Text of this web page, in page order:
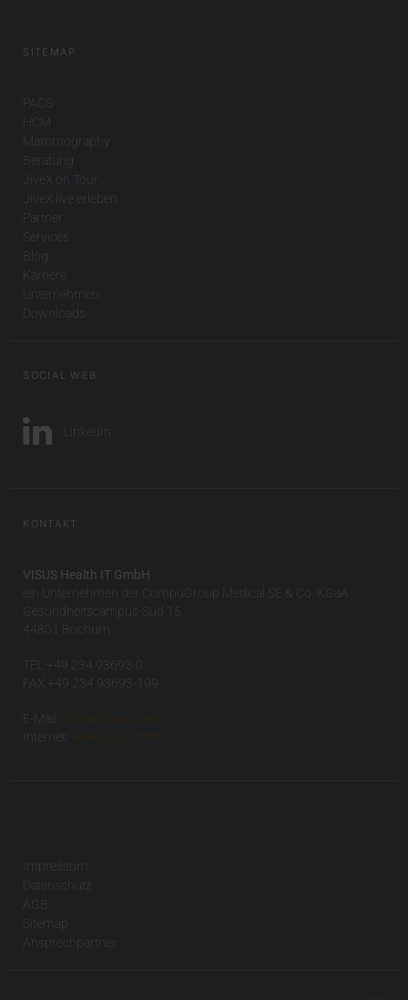
SITEMAP
PACS
HCM
Mammography
Beratung
JiveX on Tour
JiveX live erleben
Partner
Services
Blog
Karriere
Unternehmen
Downloads
SOCIAL WEB
LinkedIn
KONTAKT
VISUS Health IT GmbH
ein Unternehmen der CompuGroup Medical SE & Co. KGaA
Gesundheitscampus-Süd 15
44801 Bochum
TEL +49 234 93693-0
FAX +49 234 93693-199
E-Mail:
info(at)visus.com
Internet:
www.visus.com
Impressum
Datenschutz
AGB
Sitemap
Ansprechpartner